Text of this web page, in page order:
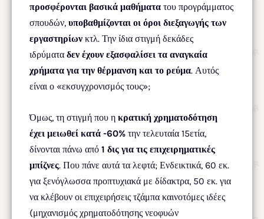
προσφέρονται βασικά μαθήματα του προγράμματος
σπουδών, υποβαθμίζονται οι όροι διεξαγωγής των
εργαστηρίων κτλ. Την ίδια στιγμή δεκάδες
ιδρύματα δεν έχουν εξασφαλίσει τα αναγκαία
χρήματα για την θέρμανση και το ρεύμα. Αυτός
είναι ο «εκσυγχρονισμός τους»;
Όμως, τη στιγμή που η κρατική χρηματοδότηση
έχει μειωθεί κατά -60% την τελευταία 15ετία,
δίνονται πάνω από 1 δις για τις επιχειρηματικές
μπίζνες. Που πάνε αυτά τα λεφτά; Ενδεικτικά, 60 εκ.
για ξενόγλωσσα προπτυχιακά με δίδακτρα, 50 εκ. για
να κλέβουν οι επιχειρήσεις τζάμπα καινοτόμες ιδέες
(μηχανισμός χρηματοδότησης νεοφυών